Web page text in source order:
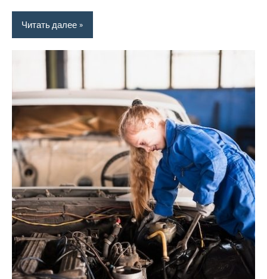
Читать далее